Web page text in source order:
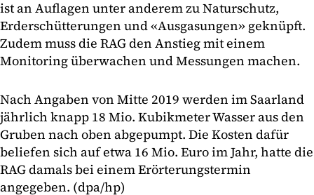
ist an Auflagen unter anderem zu Naturschutz,
Erderschütterungen und «Ausgasungen» geknüpft.
Zudem muss die RAG den Anstieg mit einem
Monitoring überwachen und Messungen machen.
Nach Angaben von Mitte 2019 werden im Saarland
jährlich knapp 18 Mio. Kubikmeter Wasser aus den
Gruben nach oben abgepumpt. Die Kosten dafür
beliefen sich auf etwa 16 Mio. Euro im Jahr, hatte die
RAG damals bei einem Erörterungstermin
angegeben. (dpa/hp)